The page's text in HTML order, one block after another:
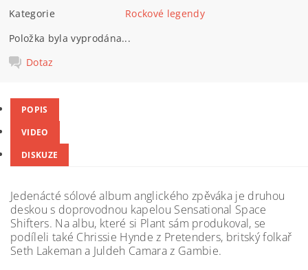
Kategorie
Rockové legendy
Položka byla vyprodána...
Dotaz
POPIS
VIDEO
DISKUZE
Jedenácté sólové album anglického zpěváka je druhou
deskou s doprovodnou kapelou Sensational Space
Shifters. Na albu, které si Plant sám produkoval, se
podíleli také Chrissie Hynde z Pretenders, britský folkař
Seth Lakeman a Juldeh Camara z Gambie.